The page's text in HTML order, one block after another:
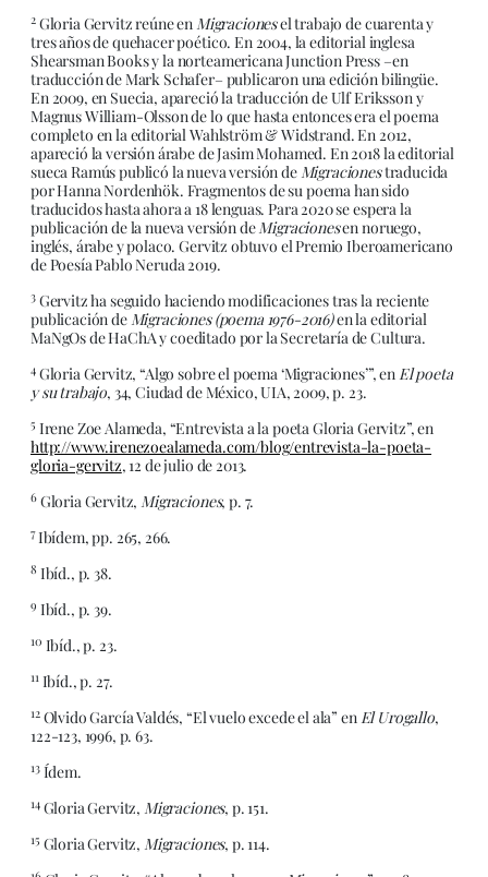
2Gloria Gervitz reúne enMigracionesel trabajo de cuarenta y
tres años de quehacer poético. En 2004, la editorial inglesa
Shearsman Books y la norteamericana Junction Press –en
traducción de Mark Schafer– publicaron una edición bilingüe.
En 2009, en Suecia, apareció la traducción de Ulf Eriksson y
Magnus William-Olsson de lo que hasta entonces era el poema
completo en la editorial Wahlström & Widstrand. En 2012,
apareció la versión árabe de Jasim Mohamed. En 2018 la editorial
sueca Ramús publicó la nueva versión deMigracionestraducida
por Hanna Nordenhök. Fragmentos de su poema han sido
traducidos hasta ahora a 18 lenguas. Para 2020 se espera la
publicación de la nueva versión deMigracionesen noruego,
inglés, árabe y polaco. Gervitz obtuvo el Premio Iberoamericano
de Poesía Pablo Neruda 2019.
3Gervitz ha seguido haciendo modificaciones tras la reciente
publicación deMigraciones (poema 1976-2016)en la editorial
MaNgOs de HaChA y coeditado por la Secretaría de Cultura.
4Gloria Gervitz, “Algo sobre el poema ‘Migraciones’”, enEl poeta
y su trabajo, 34, Ciudad de México, UIA, 2009, p. 23.
5 Irene Zoe Alameda, “Entrevista a la poeta Gloria Gervitz”, en
http://www.irenezoealameda.com/blog/entrevista-la-poeta-
gloria-gervitz, 12 de julio de 2013.
6Gloria Gervitz,Migraciones, p. 7.
7Ibídem, pp. 265, 266.
8 Ibíd., p. 38.
9 Ibíd., p. 39.
10 Ibíd., p. 23.
11Ibíd., p. 27.
12Olvido García Valdés, “El vuelo excede el ala” enEl Urogallo,
122-123, 1996, p. 63.
13Ídem.
14Gloria Gervitz, Migraciones, p. 151.
15 Gloria Gervitz, Migraciones, p. 114.